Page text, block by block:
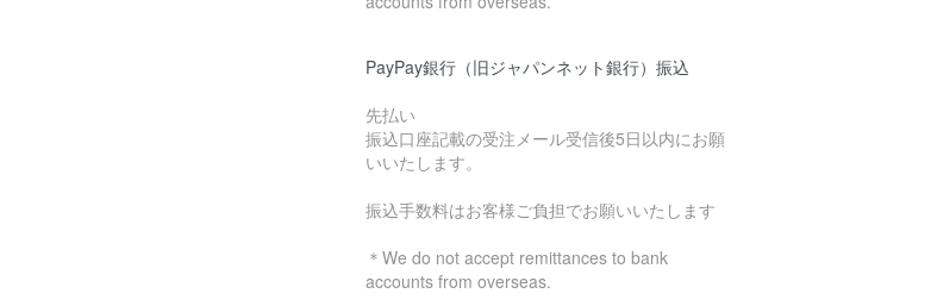
PayPay銀行（旧ジャパンネット銀行）振込
先払い
振込口座記載の受注メール受信後5日以内にお願
いいたします。
振込手数料はお客様ご負担でお願いいたします
＊We do not accept remittances to bank
accounts from overseas.